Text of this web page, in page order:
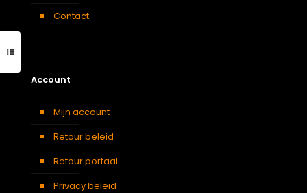
Contact
Account
Mijn account
Retour beleid
Retour portaal
Privacy beleid